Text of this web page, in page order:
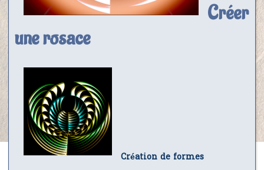
Créer
une rosace
Création de formes